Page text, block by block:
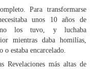
Para transformarse
unos 10 años de
no los tuvo, y luchaba
mientras daba homilías,
estaba encarcelado.
Revelaciones más altas de